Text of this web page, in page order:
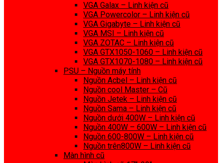
VGA Galax – Linh kiện cũ
VGA Powercolor – Linh kiện cũ
VGA Gigabyte – Linh kiện cũ
VGA MSI – Linh kiện cũ
VGA ZOTAC – Linh kiện cũ
VGA GTX1050-1060 – Linh kiện cũ
VGA GTX1070-1080 – Linh kiện cũ
PSU – Nguồn máy tính
Nguồn Acbel – Linh kiện cũ
Nguồn cool Master – Cũ
Nguồn Jetek – Linh kiện cũ
Nguồn Sama – Linh kiện cũ
Nguồn dưới 400W – Linh kiện cũ
Nguồn 400W – 600W – Linh kiện cũ
Nguồn 600-800W – Linh kiện cũ
Nguồn trên800W – Linh kiện cũ
Màn hình cũ